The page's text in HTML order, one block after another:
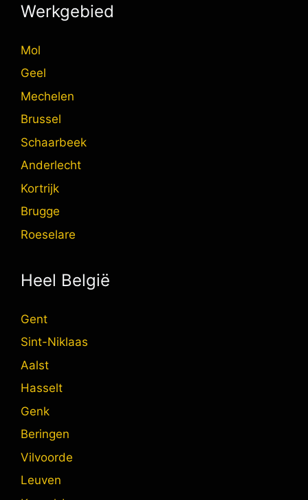
Werkgebied
Mol
Geel
Mechelen
Brussel
Schaarbeek
Anderlecht
Kortrijk
Brugge
Roeselare
Heel België
Gent
Sint-Niklaas
Aalst
Hasselt
Genk
Beringen
Vilvoorde
Leuven